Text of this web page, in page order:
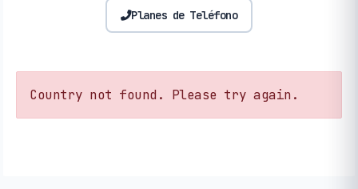
Planes de Teléfono
Country not found. Please try again.